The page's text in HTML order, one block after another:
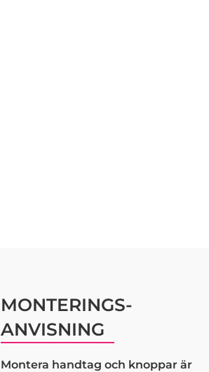
MONTERINGS-
ANVISNING
Montera handtag och knoppar är